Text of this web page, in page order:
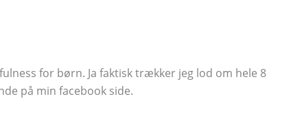
for børn. Ja faktisk trækker jeg lod om hele 8
på min facebook side.